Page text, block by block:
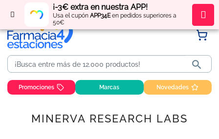
¡-3€ extra en nuestra APP!
Usa el cupón APP34Een pedidos superiores a
50€
Regístratey obténpuntos por tus compras

Promociones Marcas Novedades
MINERVA RESEARCH LABS